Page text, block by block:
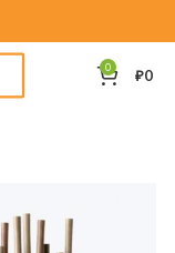
0 ₽0